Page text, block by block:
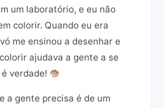
um laboratório, e eu não
colorir. Quando eu era
me ensinou a desenhar e
ajudava a gente a se
verdade!
a gente precisa é de um